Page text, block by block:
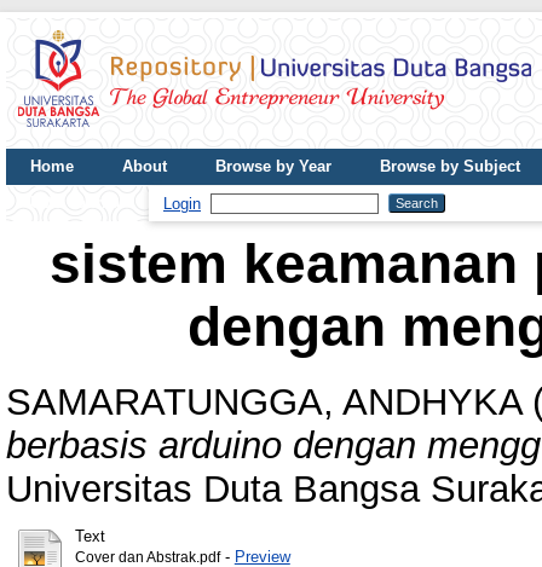
Home About Browse by Year
Browse by Subject
Login
sistem
dengan
SAMARATUNGGA, ANDHYKA
berbasis arduino dengan
Universitas Duta Bangsa
Text
Cover dan Abstrak.pdf- Preview